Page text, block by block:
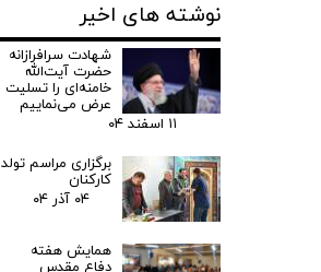
نوشته های اخیر
شهادت سرافرازانه
حضرت آیت‌الله
خامنه‌ای را تسلیت
عرض می‌نماییم
۱۱ اسفند ۰۴
برگزاری مراسم تولد
کارکنان
۰۴ آذر ۰۴
همایش هفته
دفاع مقدس